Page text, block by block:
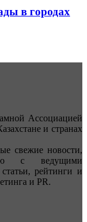
в городах
Ассоциацией
и странах
свежие новости,
с ведущими
рейтинги и
и PR.